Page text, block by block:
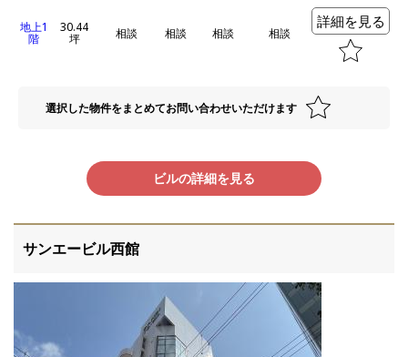
地上1
階
30.44
坪 相談 相談 相談 相談
詳細を見る
選択した物件をまとめてお問い合わせいただけます
ビルの詳細を見る
サンエービル西館